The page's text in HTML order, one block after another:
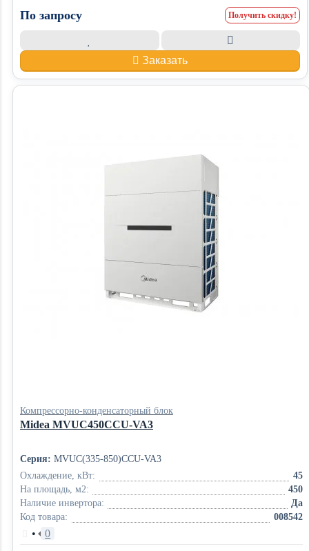
По запросу Получить скидку!
Заказать
Компрессорно-конденсаторный блок
Midea MVUC450CCU-VA3
Серия: MVUC(335-850)CCU-VA3
Охлаждение, кВт:
45
На площадь, м2:
450
Наличие инвертора:
Да
Код товара:
008542
• 0